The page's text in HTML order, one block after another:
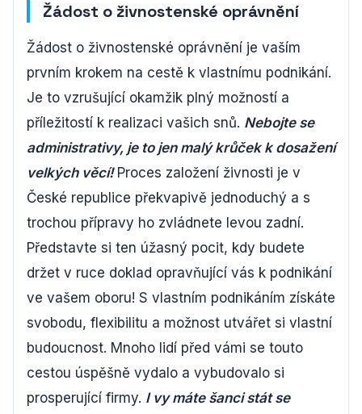
Žádost o živnostenské oprávnění
Žádost o živnostenské oprávnění je vaším
prvním krokem na cestě k vlastnímu podnikání.
Je to vzrušující okamžik plný možností a
příležitostí k realizaci vašich snů. Nebojte se
administrativy, je to jen malý krůček k dosažení
velkých věcí!Proces založení živnosti je v
České republice překvapivě jednoduchý a s
trochou přípravy ho zvládnete levou zadní.
Představte si ten úžasný pocit, kdy budete
držet v ruce doklad opravňující vás k podnikání
ve vašem oboru! S vlastním podnikáním získáte
svobodu, flexibilitu a možnost utvářet si vlastní
budoucnost. Mnoho lidí před vámi se touto
cestou úspěšně vydalo a vybudovalo si
prosperující firmy. I vy máte šanci stát se